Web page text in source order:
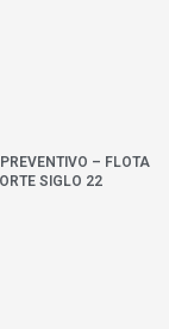
– FLOTA
SIGLO 22